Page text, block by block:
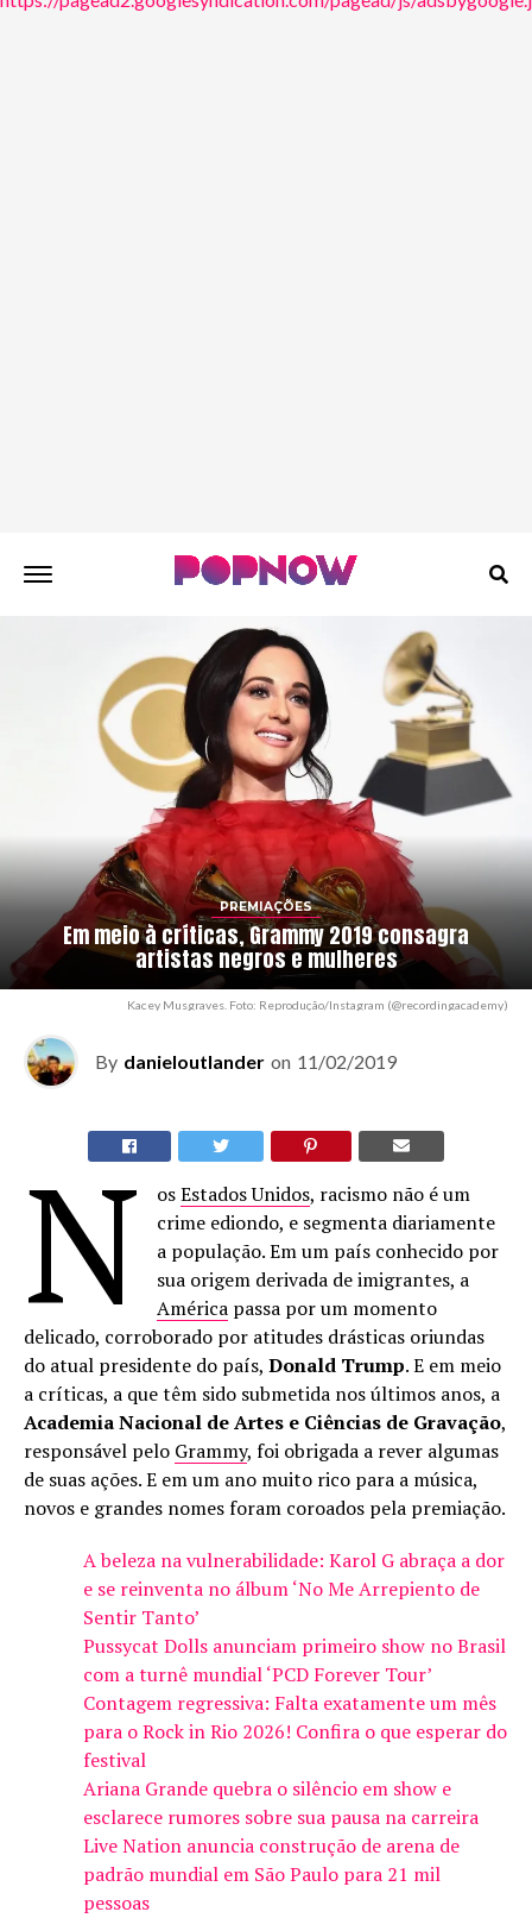
PREMIAÇÕES
Em meio à críticas, Grammy 2019 consagra
artistas negros e mulheres
Kacey Musgraves. Foto: Reprodução/Instagram (@recordingacademy)
By danieloutlander on 11/02/2019
N osEstados Unidos, racismo não é um
crime ediondo, e segmenta diariamente
a população. Em um país conhecido por
sua origem derivada de imigrantes, a
América passa por um momento
delicado, corroborado por atitudes drásticas oriundas
do atual presidente do país, Donald Trump. E em meio
a críticas, a que têm sido submetida nos últimos anos, a
Academia Nacional de Artes e Ciências de Gravação,
responsável pelo Grammy, foi obrigada a rever algumas
de suas ações. E em um ano muito rico para a música,
novos e grandes nomes foram coroados pela premiação.
A beleza na vulnerabilidade: Karol G abraça a dor
e se reinventa no álbum ‘No Me Arrepiento de
Sentir Tanto’
Pussycat Dolls anunciam primeiro show no Brasil
com a turnê mundial ‘PCD Forever Tour’
Contagem regressiva: Falta exatamente um mês
para o Rock in Rio 2026! Confira o que esperar do
festival
Ariana Grande quebra o silêncio em show e
esclarece rumores sobre sua pausa na carreira
Live Nation anuncia construção de arena de
padrão mundial em São Paulo para 21 mil
pessoas